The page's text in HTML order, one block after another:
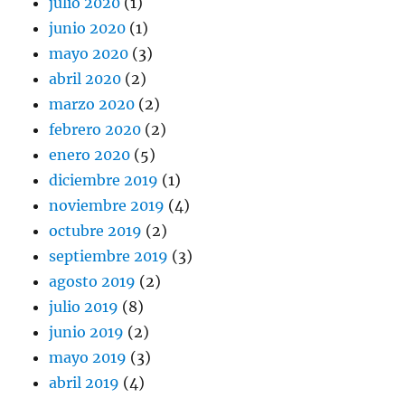
junio 2020 (1)
mayo 2020 (3)
abril 2020 (2)
marzo 2020 (2)
febrero 2020 (2)
enero 2020 (5)
diciembre 2019 (1)
noviembre 2019 (4)
octubre 2019 (2)
septiembre 2019 (3)
agosto 2019 (2)
julio 2019 (8)
junio 2019 (2)
mayo 2019 (3)
abril 2019 (4)